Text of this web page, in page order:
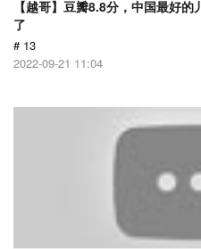
【越哥】豆瓣8.8分，中国最好
了
# 13
2022-09-21 11:04